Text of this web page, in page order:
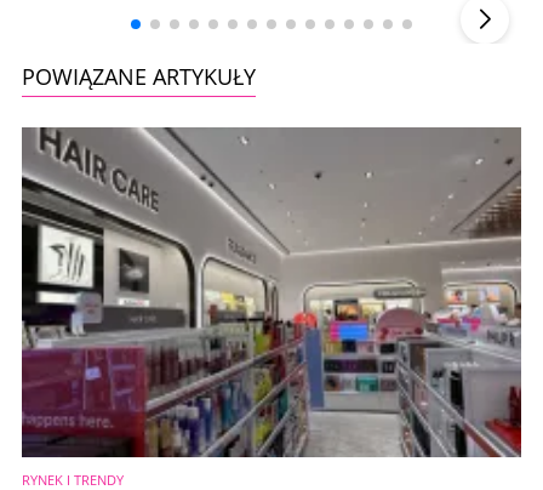
POWIĄZANE ARTYKUŁY
RYNEK I TRENDY